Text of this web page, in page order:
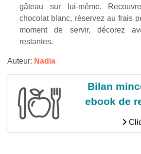
gâteau sur lui-même.
chocolat blanc, réservez au frais
moment de servir, décorez
restantes.
Auteur: Nadia
Bilan
ebook de